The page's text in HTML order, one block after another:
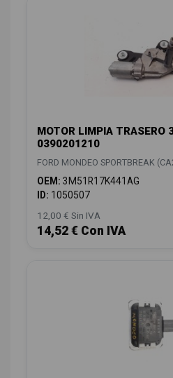
MOTOR LIMPIA TRASERO
0390201210
FORD MONDEO SPORTBREAK
OEM: 3M51R17K441AG
ID: 1050507
12,00 € Sin IVA
14,52 € Con IVA